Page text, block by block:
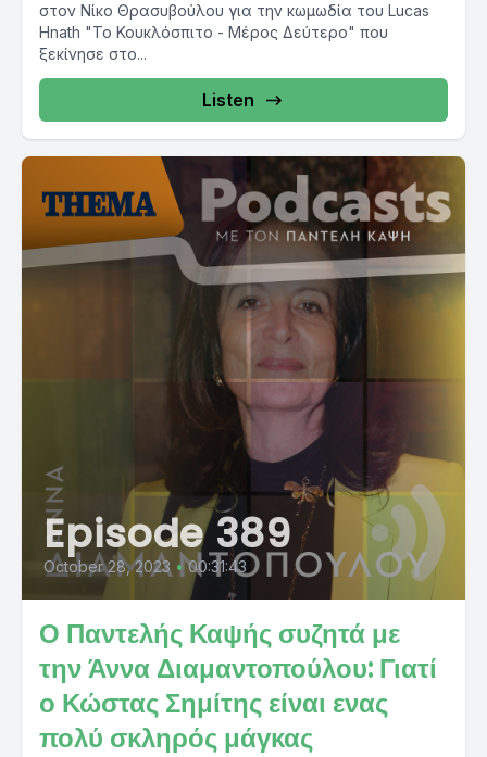
στον Νίκο Θρασυβούλου για την κωμωδία του Lucas
Hnath "Το Κουκλόσπιτο - Μέρος Δεύτερο" που
ξεκίνησε στο...
Listen
Episode 389
October 28, 2023 • 00:31:43
Ο Παντελής Καψής συζητά με
την Άννα Διαμαντοπούλου: Γιατί
ο Κώστας Σημίτης είναι ενας
πολύ σκληρός μάγκας